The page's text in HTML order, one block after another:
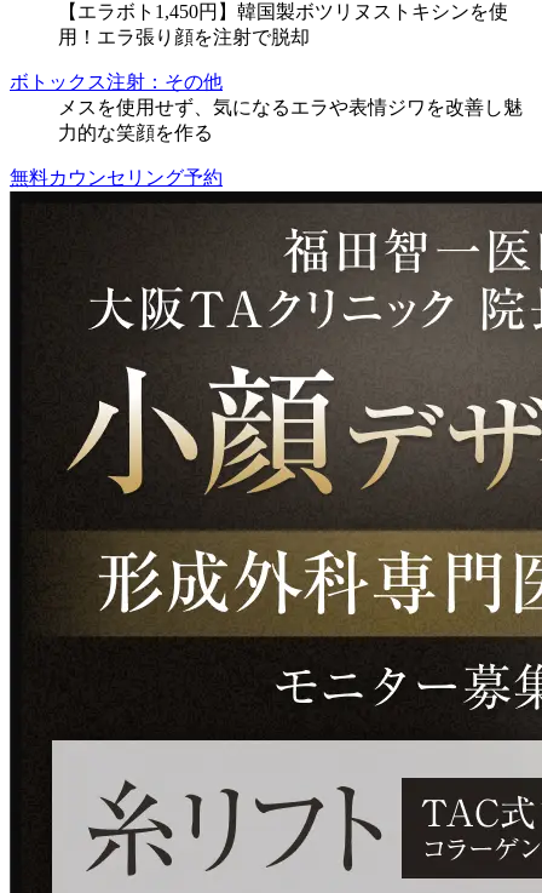
【エラボト1,450円】韓国製ボツリヌストキシンを使
用！エラ張り顔を注射で脱却
ボトックス注射：その他
メスを使用せず、気になるエラや表情ジワを改善し魅
力的な笑顔を作る
無料カウンセリング予約